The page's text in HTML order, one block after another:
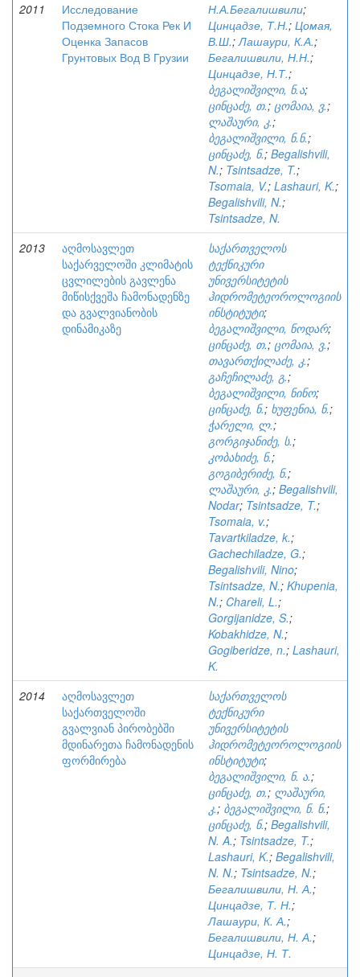
2011
Исследование
Подземного Стока Рек И
Оценка Запасов
Грунтовых Вод В Грузии
Н.А.Бегалишвили;
Цинцадзе, Т.Н.; Цомая,
В.Ш.;Лашаури, К.А.;
Бегалишвили, Н.Н.;
Цинцадзе, Н.Т.;
ბეგალიშვილი, ნ.ა;
ცინცაძე, თ.; ცომაია, ვ.;
ლაშაური, კ.;
ბეგალიშვილი, ნ.ნ.;
ცინცაძე, ნ.; Begalishvili,
N.; Tsintsadze, T.;
Tsomaia, V.; Lashauri, K.;
Begalishvili, N.;
Tsintsadze, N.
2013
აღმოსავლეთ
საქარველოში კლიმატის
ცვლილების გავლენა
მიწისქვეშა ჩამონადენზე
და გვალვიანობის
დინამიკაზე
საქართველოს
ტექნიკური
უნივერსიტეტის
ჰიდრომეტეოროლოგიის
ინსტიტუტი;
ბეგალიშვილი, ნოდარ;
ცინცაძე, თ.; ცომაია, ვ.;
თავართქილაძე, კ.;
გაჩეჩილაძე, გ.;
ბეგალიშვილი, ნინო;
ცინცაძე, ნ.; ხუფენია, ნ.;
ჭარელი, ლ.;
გორგიჯანიძე, ს.;
კობახიძე, ნ.;
გოგიბერიძე, ნ.;
ლაშაური, კ.; Begalishvili,
Nodar; Tsintsadze, T.;
Tsomaia, v.;
Tavartkiladze, k.;
Gachechiladze, G.;
Begalishvili, Nino;
Tsintsadze, N.; Khupenia,
N.; Chareli, L.;
Gorgijanidze, S.;
Kobakhidze, N.;
Gogiberidze, n.; Lashauri,
K.
2014
აღმოსავლეთ
საქართველოში
გვალვიან პირობებში
მდინარეთა ჩამონადენის
ფორმირება
საქართველოს
ტექნიკური
უნივერსიტეტის
ჰიდრომეტეოროლოგიის
ინსტიტუტი;
ბეგალიშვილი, ნ. ა.;
ცინცაძე, თ.; ლაშაური,
კ.; ბეგალიშვილი, ნ. ნ.;
ცინცაძე, ნ.; Begalishvili,
N. A.; Tsintsadze, T.;
Lashauri, K.; Begalishvili,
N. N.; Tsintsadze, N.;
Бегалишвили, Н. А.;
Цинцадзе, Т. Н.;
Лашаури, К. А.;
Бегалишвили, Н. А.;
Цинцадзе, Н. Т.